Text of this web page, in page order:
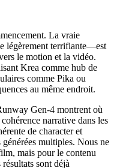
La vraie
légèrement terrifiante—est
le motion et la vidéo.
Krea comme hub de
comme Pika ou
au même endroit.
Gen-4 montrent où
narrative dans les
de character et
multiples. Nous ne
mais pour le contenu
sont déjà